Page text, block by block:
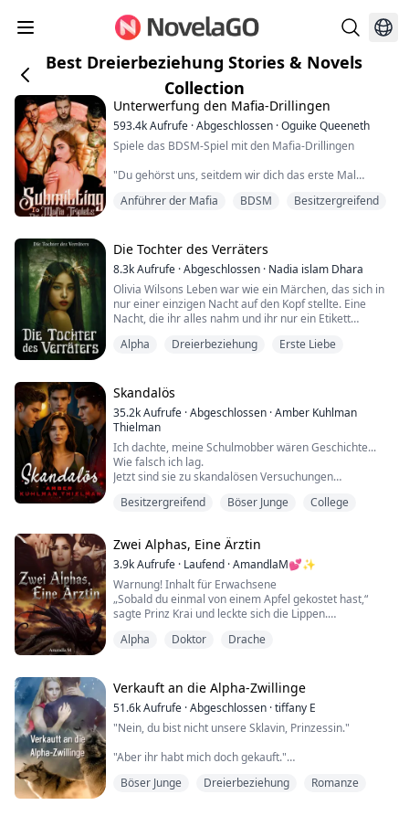
Best Dreierbeziehung Stories & Novels
Collection
Unterwerfung den Mafia-Drillingen
593.4kAufrufe ·Abgeschlossen ·Oguike Queeneth
Spiele das BDSM-Spiel mit den Mafia-Drillingen
"Du gehörst uns, seitdem wir dich das erste Mal
sagte und riss meinen Kopf zurück, um in seine
intensiven Augen zu blicken.
"Du bist unser Eigentum, um dich zu ficken, zu lieben,...
Anführer der Mafia BDSM Besitzergreifend
Die Tochter des Verräters
8.3kAufrufe ·Abgeschlossen · Nadia islam Dhara
Olivia Wilsons Leben war wie ein Märchen, das sich in
nur einer einzigen Nacht auf den Kopf stellte. Eine
Nacht, die ihr alles nahm und ihr nur ein Etikett
sie entschlossen war, loszuwerden.
ein perfektes Leben. Ihr Leben war erfüllt von Glück,
und die Menschen, die ihr Glück noch vergr...
Alpha Dreierbeziehung Erste Liebe
Skandalös
35.2kAufrufe ·Abgeschlossen ·Amber Kuhlman
Thielman
Ich dachte, meine Schulmobber wären Geschichte...
Wie falsch ich lag.
Jetzt sind sie zu skandalösen Versuchungen
Und sie sind bereit, zu teilen.
Matt, Jake und Aaron haben meine Schulzeit zur Hölle
gemacht. Sie haben mich bis an den Rand getrieben,
bis ich keine andere Wahl hatte, als zu fliehen.
Nachdem ich die Schule gewechselt und weit weg von
dem grausamen Trio meinen Abschluss ge...
Besitzergreifend Böser Junge College
Zwei Alphas, Eine Ärztin
3.9kAufrufe · Laufend ·AmandlaM💕✨
Warnung! Inhalt für Erwachsene
„Sobald du einmal von einem Apfel gekostet hast,“
sagte Prinz Krai und leckte sich die Lippen.
Schalk, als er ihren verlegenen Ausdruck betrachtete.
Reyas Augen weiteten sich vor Schock, ihre Brust hob
und senkte sich von dem, was gerade zwischen ihnen
ge...
Alpha Doktor Drache
Verkauft an die Alpha-Zwillinge
51.6kAufrufe ·Abgeschlossen ·tiffany E
"Nein, du bist nicht unsere Sklavin, Prinzessin."
"Aber ihr habt mich doch gekauft."
Mein Name ist Ariel Gray, und ich bin siebzehn Jahre
Böser Junge Dreierbeziehung Romanze